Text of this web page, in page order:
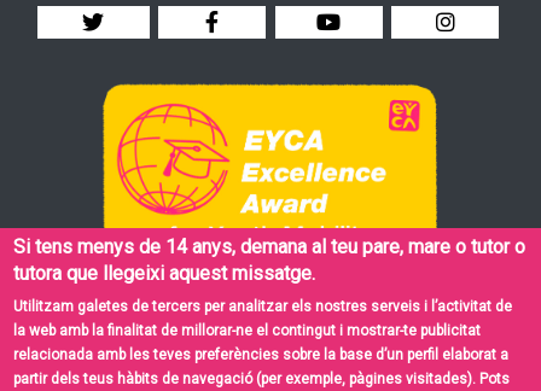
© Institut Balear de la Joventut
Si tens menys de 14 anys, demana al teu pare, mare o tutor o
tutora que llegeixi aquest missatge.
Utilitzam galetes de tercers per analitzar els nostres serveis i l’activitat de
la web amb la finalitat de millorar-ne el contingut i mostrar-te publicitat
relacionada amb les teves preferències sobre la base d’un perfil elaborat a
partir dels teus hàbits de navegació (per exemple, pàgines visitades). Pots